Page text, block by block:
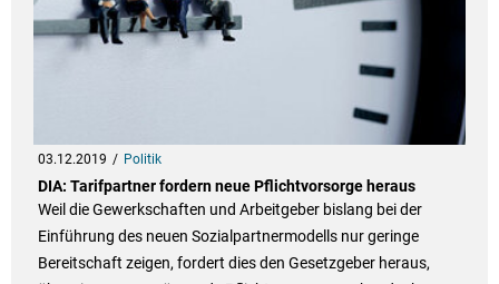
03.12.2019 Politik
DIA: Tarifpartner fordern neue Pflichtvorsorge heraus
Weil die Gewerkschaften und Arbeitgeber bislang bei der
Einführung des neuen Sozialpartnermodells nur geringe
Bereitschaft zeigen, fordert dies den Gesetzgeber heraus,